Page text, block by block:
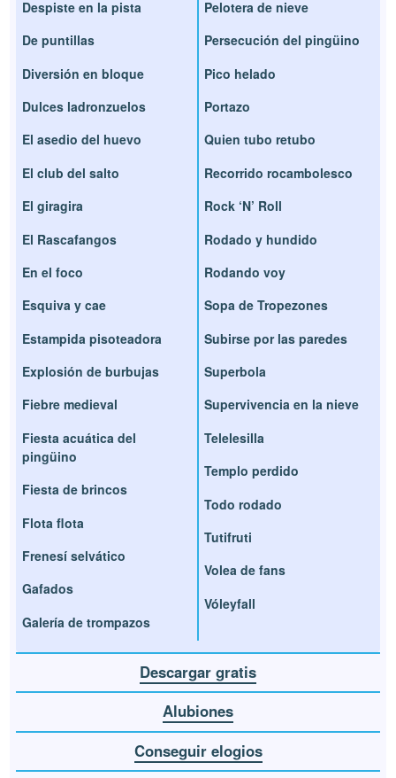
Despiste en la pista
De puntillas
Diversión en bloque
Dulces ladronzuelos
El asedio del huevo
El club del salto
El giragira
El Rascafangos
En el foco
Esquiva y cae
Estampida pisoteadora
Explosión de burbujas
Fiebre medieval
Fiesta acuática del
pingüino
Fiesta de brincos
Flota flota
Frenesí selvático
Gafados
Galería de trompazos
Pelotera de nieve
Persecución del pingüino
Pico helado
Portazo
Quien tubo retubo
Recorrido rocambolesco
Rock ‘N’ Roll
Rodado y hundido
Rodando voy
Sopa de Tropezones
Subirse por las paredes
Superbola
Supervivencia en la nieve
Telelesilla
Templo perdido
Todo rodado
Tutifruti
Volea de fans
Vóleyfall
Descargar gratis
Alubiones
Conseguir elogios